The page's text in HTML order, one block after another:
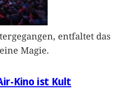
entfaltet das
Magie.
Kino ist Kult